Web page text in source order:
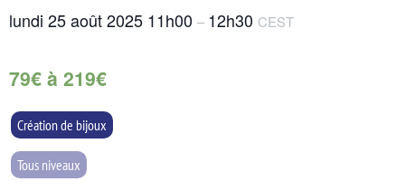
lundi 25 août 2025 11h00 – 12h30 CEST
79€ à 219€
Création de bijoux
Tous niveaux